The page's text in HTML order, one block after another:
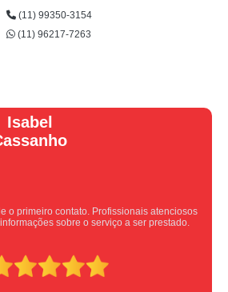
(11) 99350-3154
(11) 96217-7263
Maria
rápido com excelência , super organizados.
Super indico.